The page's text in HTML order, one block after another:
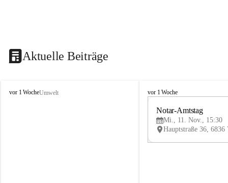
Aktuelle Beiträge
V
vor 1 WocheUmwelt
V
vor 1 Woche
Notar-Amtstag
Mi., 11. Nov., 15:30